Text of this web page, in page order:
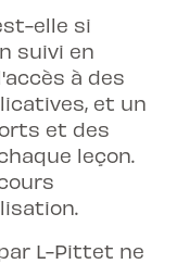
elle si
suivi en
à des
et un
et des
leçon.
L-Pittet ne